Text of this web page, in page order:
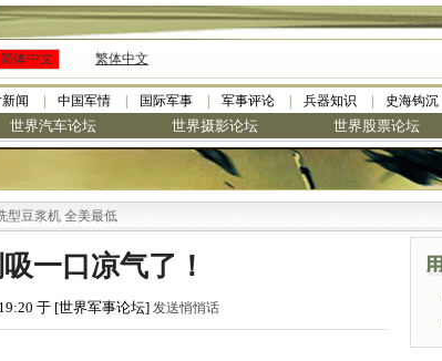
简体中文 繁体中文
新闻 中国军情 国际军事 军事评论 兵器知识 史海钩沉
世界汽车论坛 世界摄影论坛 世界股票论坛
最低
一口凉气了！
于 [世界军事论坛] 发送悄悄话